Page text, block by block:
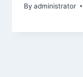
By administrator